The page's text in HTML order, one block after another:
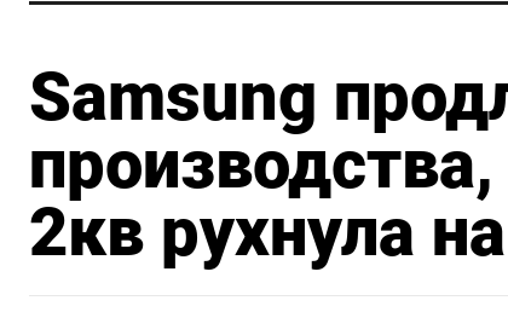
Samsung
2кв рухнула